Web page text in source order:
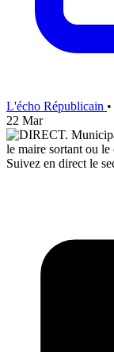
L'écho Républicain •
22 Mar